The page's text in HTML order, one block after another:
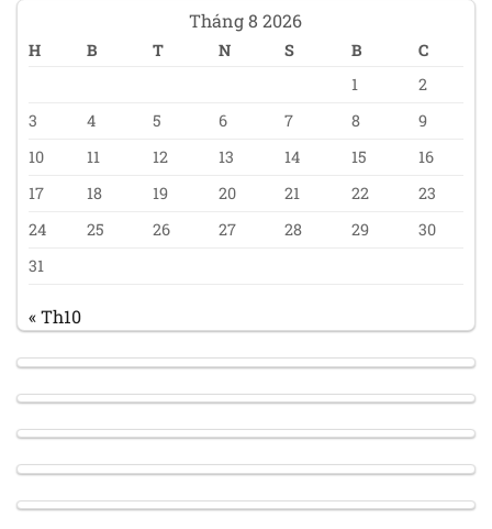
Tháng 8 2026
H B T N S B
C
1
2
3
4 5 6 7 8
9
10
11 12 13 14 15
16
17
18 19 20 21 22
23
24
25 26 27 28 29
30
31
« Th10